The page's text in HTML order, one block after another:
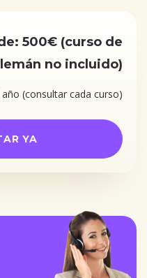
500€ (curso de
no incluido)
(consultar cada curso)
YA